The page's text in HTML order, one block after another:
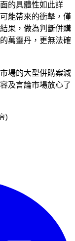
的具體性如此詳
能帶來的衝擊，僅
果，做為判斷併購
萬靈丹，更無法確
場的大型併購案減
及言論市場放心了